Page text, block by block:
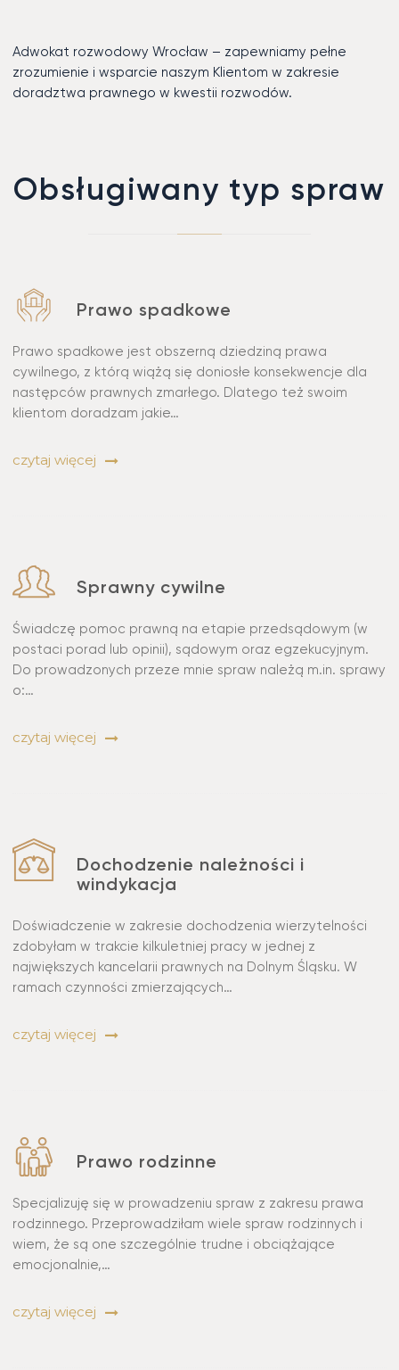
Adwokat rozwodowy Wrocław – zapewniamy pełne
zrozumienie i wsparcie naszym Klientom w zakresie
doradztwa prawnego w kwestii rozwodów.
Obsługiwany typ spraw
Prawo spadkowe
Prawo spadkowe jest obszerną dziedziną prawa
cywilnego, z którą wiążą się doniosłe konsekwencje dla
następców prawnych zmarłego. Dlatego też swoim
klientom doradzam jakie…
czytaj więcej
Sprawny cywilne
Świadczę pomoc prawną na etapie przedsądowym (w
postaci porad lub opinii), sądowym oraz egzekucyjnym.
Do prowadzonych przeze mnie spraw należą m.in. sprawy
o:…
czytaj więcej
Dochodzenie należności i
windykacja
Doświadczenie w zakresie dochodzenia wierzytelności
zdobyłam w trakcie kilkuletniej pracy w jednej z
największych kancelarii prawnych na Dolnym Śląsku. W
ramach czynności zmierzających…
czytaj więcej
Prawo rodzinne
Specjalizuję się w prowadzeniu spraw z zakresu prawa
rodzinnego. Przeprowadziłam wiele spraw rodzinnych i
wiem, że są one szczególnie trudne i obciążające
emocjonalnie,…
czytaj więcej